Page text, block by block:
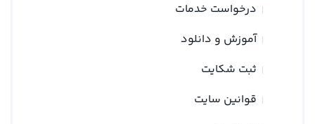
درخواست خدمات
آموزش و دانلود
ثبت شکایت
قوانین سایت